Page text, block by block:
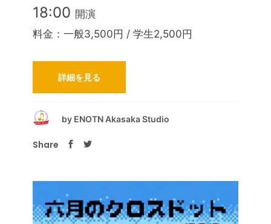
18:00 開演
料金：一般3,500円 / 学生2,500円
詳細を見る
by ENOTN Akasaka Studio
Share